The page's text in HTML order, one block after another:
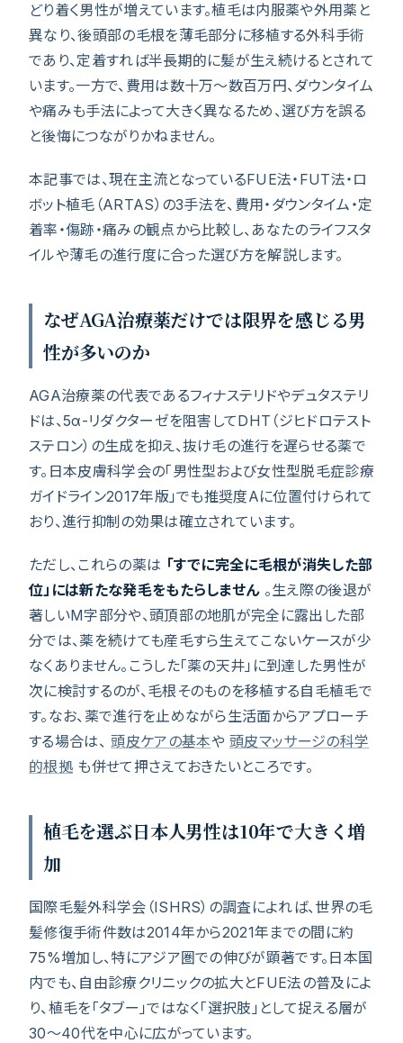
どり着く男性が増えています。植毛は内服薬や外用薬と
異なり、後頭部の毛根を薄毛部分に移植する外科手術
であり、定着すれば半長期的に髪が生え続けるとされて
います。一方で、費用は数十万〜数百万円、ダウンタイム
や痛みも手法によって大きく異なるため、選び方を誤る
と後悔につながりかねません。
本記事では、現在主流となっているFUE法・FUT法・ロ
ボット植毛（ARTAS）の3手法を、費用・ダウンタイム・定
着率・傷跡・痛みの観点から比較し、あなたのライフスタ
イルや薄毛の進行度に合った選び方を解説します。
なぜAGA治療薬だけでは限界を感じる男
性が多いのか
AGA治療薬の代表であるフィナステリドやデュタステリ
ドは、5α-リダクターゼを阻害してDHT（ジヒドロテスト
ステロン）の生成を抑え、抜け毛の進行を遅らせる薬で
す。日本皮膚科学会の「男性型および女性型脱毛症診療
ガイドライン2017年版」でも推奨度Aに位置付けられて
おり、進行抑制の効果は確立されています。
ただし、これらの薬は 「すでに完全に毛根が消失した部
位」には新たな発毛をもたらしません。生え際の後退が
著しいM字部分や、頭頂部の地肌が完全に露出した部
分では、薬を続けても産毛すら生えてこないケースが少
なくありません。こうした「薬の天井」に到達した男性が
次に検討するのが、毛根そのものを移植する自毛植毛で
す。なお、薬で進行を止めながら生活面からアプローチ
する場合は、頭皮ケアの基本や頭皮マッサージの科学
的根拠も併せて押さえておきたいところです。
植毛を選ぶ日本人男性は10年で大きく増
加
国際毛髪外科学会（ISHRS）の調査によれば、世界の毛
髪修復手術件数は2014年から2021年までの間に約
75%増加し、特にアジア圏での伸びが顕著です。日本国
内でも、自由診療クリニックの拡大とFUE法の普及によ
り、植毛を「タブー」ではなく「選択肢」として捉える層が
30〜40代を中心に広がっています。